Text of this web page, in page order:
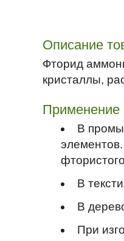
Описание
Фторид
кристаллы,
Применение
В
В
В
При